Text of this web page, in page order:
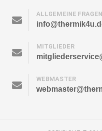
ALLGEMEINE FRAGEN
MITGLIEDER
WEBMASTER